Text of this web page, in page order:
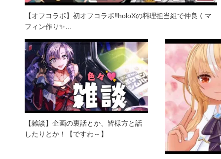
【オフコラボ】初オフコラボ‼holoXの料理担当組で仲良くマ
フィン作り✨…
【雑談】企画の裏話とか、皆様方と話
したりとか！【ですわ～】